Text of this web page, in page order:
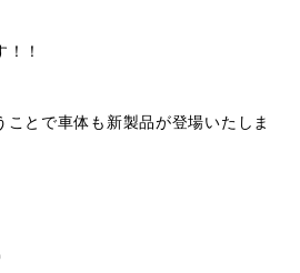
！
ことで車体も新製品が登場いたしま